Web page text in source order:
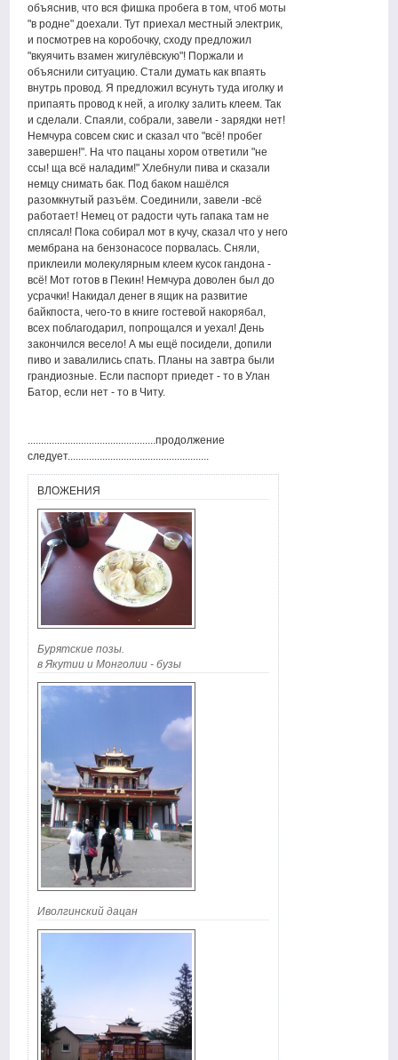
объяснив, что вся фишка пробега в том, чтоб моты
"в родне" доехали. Тут приехал местный электрик,
и посмотрев на коробочку, сходу предложил
"вкуячить взамен жигулёвскую"! Поржали и
объяснили ситуацию. Стали думать как впаять
внутрь провод. Я предложил всунуть туда иголку и
припаять провод к ней, а иголку залить клеем. Так
и сделали. Спаяли, собрали, завели - зарядки нет!
Немчура совсем скис и сказал что "всё! пробег
завершен!". На что пацаны хором ответили "не
ссы! ща всё наладим!" Хлебнули пива и сказали
немцу снимать бак. Под баком нашёлся
разомкнутый разъём. Соединили, завели -всё
работает! Немец от радости чуть гапака там не
сплясал! Пока собирал мот в кучу, сказал что у него
мембрана на бензонасосе порвалась. Сняли,
приклеили молекулярным клеем кусок гандона -
всё! Мот готов в Пекин! Немчура доволен был до
усрачки! Накидал денег в ящик на развитие
байкпоста, чего-то в книге гостевой накорябал,
всех поблагодарил, попрощался и уехал! День
закончился весело! А мы ещё посидели, допили
пиво и завалились спать. Планы на завтра были
грандиозные. Если паспорт приедет - то в Улан
Батор, если нет - то в Читу.
................................................продолжение
следует.....................................................
ВЛОЖЕНИЯ
Бурятские позы.
в Якутии и Монголии - бузы
Иволгинский дацан